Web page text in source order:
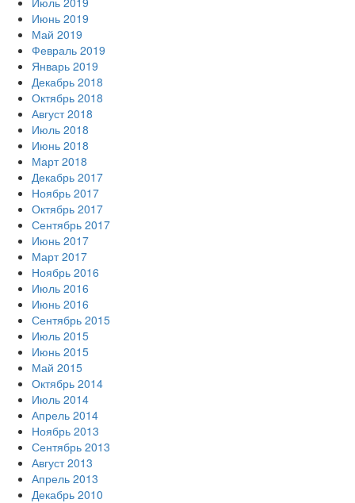
Июнь 2019
Май 2019
Февраль 2019
Январь 2019
Декабрь 2018
Октябрь 2018
Август 2018
Июль 2018
Июнь 2018
Март 2018
Декабрь 2017
Ноябрь 2017
Октябрь 2017
Сентябрь 2017
Июнь 2017
Март 2017
Ноябрь 2016
Июль 2016
Июнь 2016
Сентябрь 2015
Июль 2015
Июнь 2015
Май 2015
Октябрь 2014
Июль 2014
Апрель 2014
Ноябрь 2013
Сентябрь 2013
Август 2013
Апрель 2013
Декабрь 2010